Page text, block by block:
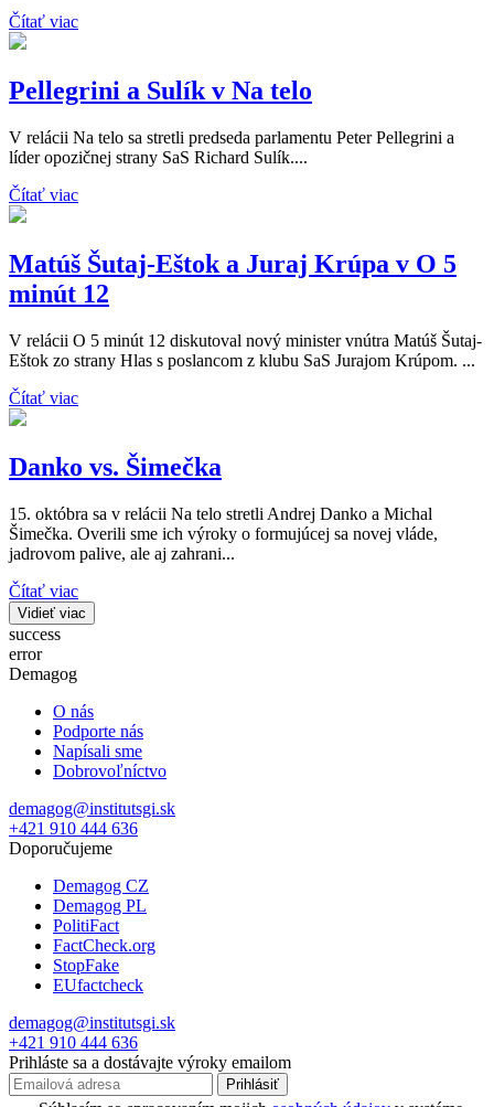
Čítať viac
Pellegrini a Sulík v Na telo
V relácii Na telo sa stretli predseda parlamentu Peter Pellegrini a
líder opozičnej strany SaS Richard Sulík....
Čítať viac
Matúš Šutaj-Eštok a Juraj Krúpa v O 5
minút 12
V relácii O 5 minút 12 diskutoval nový minister vnútra Matúš Šutaj-
Eštok zo strany Hlas s poslancom z klubu SaS Jurajom Krúpom. ...
Čítať viac
Danko vs. Šimečka
15. októbra sa v relácii Na telo stretli Andrej Danko a Michal
Šimečka. Overili sme ich výroky o formujúcej sa novej vláde,
jadrovom palive, ale aj zahrani...
Čítať viac
Vidieť viac
success
error
Demagog
O nás
Podporte nás
Napísali sme
Dobrovoľníctvo
demagog@institutsgi.sk
+421 910 444 636
Doporučujeme
Demagog CZ
Demagog PL
PolitiFact
FactCheck.org
StopFake
EUfactcheck
demagog@institutsgi.sk
+421 910 444 636
Prihláste sa a dostávajte výroky emailom
Prihlásiť